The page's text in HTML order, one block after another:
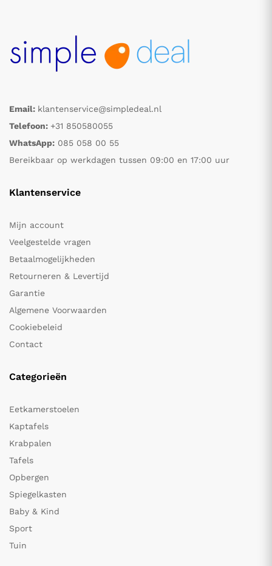
Email: klantenservice@simpledeal.nl
Telefoon: +31 850580055
WhatsApp: 085 058 00 55
Bereikbaar op werkdagen tussen 09:00 en 17:00 uur
Klantenservice
Mijn account
Veelgestelde vragen
Betaalmogelijkheden
Retourneren & Levertijd
Garantie
Algemene Voorwaarden
Cookiebeleid
Contact
Categorieën
Eetkamerstoelen
Kaptafels
Krabpalen
Tafels
Opbergen
Spiegelkasten
Baby & Kind
Sport
Tuin